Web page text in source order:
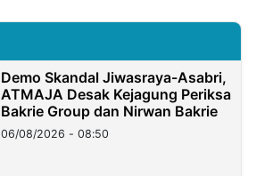
Demo Skandal Jiwasraya-Asabri,
ATMAJA Desak Kejagung Periksa
Bakrie Group dan Nirwan Bakrie
06/08/2026 - 08:50